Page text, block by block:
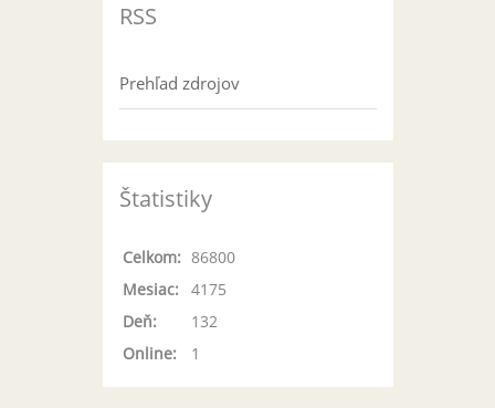
RSS
Prehľad zdrojov
Štatistiky
Online: 1
Celkom: 86800
Mesiac:
4175
Deň:
132